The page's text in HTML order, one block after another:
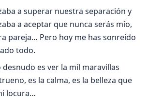
a superar nuestra separación y
a aceptar que nunca serás mí­o,
pareja… Pero hoy me has sonreí­do
todo.
es ver la mil maravillas
es la calma, es la belleza que
locura…